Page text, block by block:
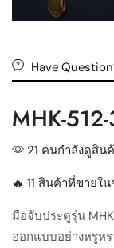
Have
MHK-
21 คนกำลังดูสิ
🔥 11 สินค้าที่ขายใ
มือจับประตูรุ่น
ออกแบบอย่างหรูห